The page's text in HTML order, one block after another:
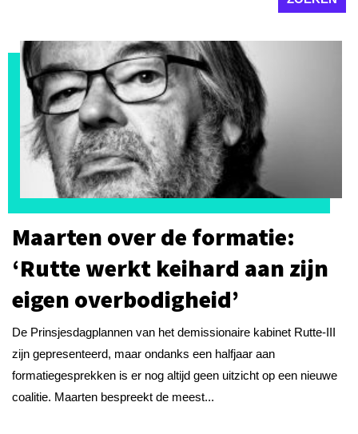
Maarten over de formatie:
‘Rutte werkt keihard aan zijn
eigen overbodigheid’
De Prinsjesdagplannen van het demissionaire kabinet Rutte-III
zijn gepresenteerd, maar ondanks een halfjaar aan
formatiegesprekken is er nog altijd geen uitzicht op een nieuwe
coalitie. Maarten bespreekt de meest...